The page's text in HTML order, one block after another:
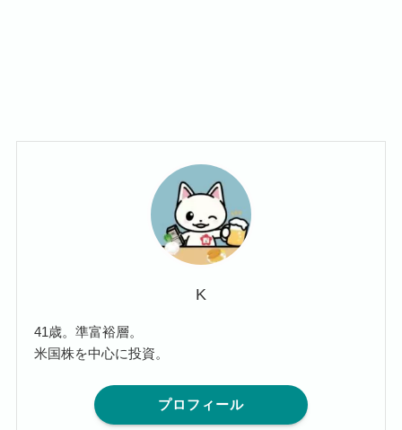
K
41歳。準富裕層。
米国株を中心に投資。
プロフィール